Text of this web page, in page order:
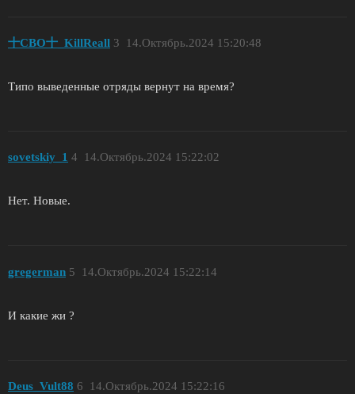
十СВО十_KillReall 14.Октябрь.2024 15:20:48
3
Типо выведенные отряды вернут на время?
sovetskiy_1 14.Октябрь.2024 15:22:02
4
Нет. Новые.
gregerman 14.Октябрь.2024 15:22:14
5
И какие жи ?
Deus_Vult88 14.Октябрь.2024 15:22:16
6